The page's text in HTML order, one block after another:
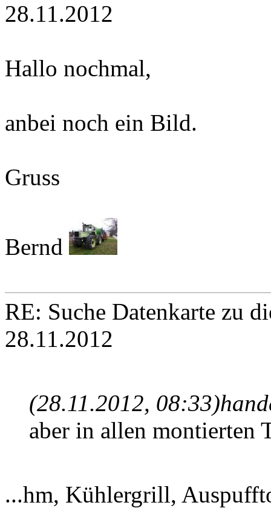
28.11.2012
Hallo nochmal,
anbei noch ein Bild.
Gruss
Bernd
RE: Suche Datenkarte zu
28.11.2012
(28.11.2012, 08:33)
aber in allen montierten
...hm, Kühlergrill,